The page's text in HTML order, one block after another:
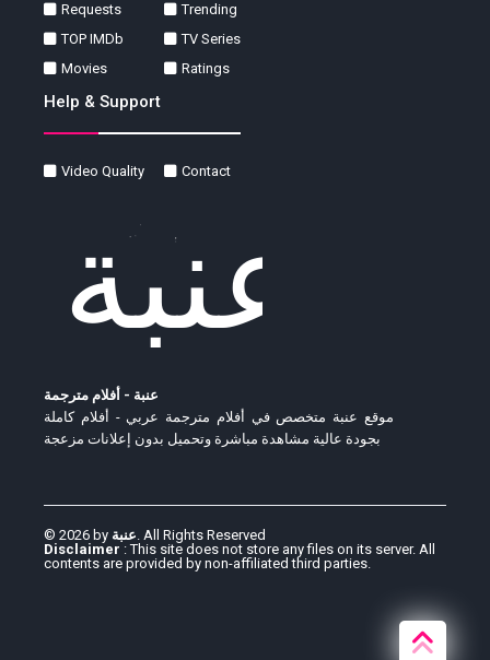
Requests
Trending
TOP IMDb
TV Series
Movies
Ratings
Help & Support
Video Quality Contact
عنبة - أفلام مترجمة
موقع عنبة متخصص في أفلام مترجمة عربي - أفلام كاملة
بجودة عالية مشاهدة مباشرة وتحميل بدون إعلانات مزعجة
© 2026 by عنبة. All Rights Reserved
Disclaimer : This site does not store any files on its server. All
contents are provided by non-affiliated third parties.